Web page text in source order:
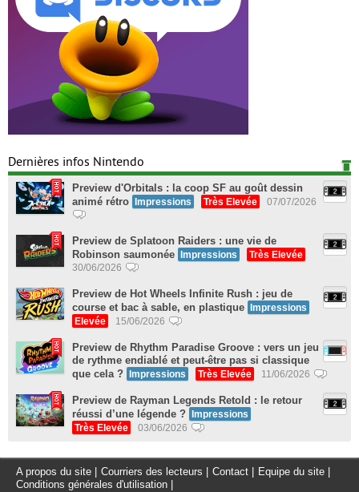
Dernières infos Nintendo
Preview d'Orbitals : la coop SF au goût dessin
animé rétro Impressions Très Elevée 07/07/2026
Preview de Splatoon Raiders : une vie de
Robinson saumonée Impressions
Très Elevée
30/06/2026
Preview de Hot Wheels Infinite Rush : jeu de
course et bac à sable, en plastique Impressions
Elevée
15/06/2026
Preview de Rhythm Paradise Groove : vers un jeu
de rythme endiablé et peut-être pas si classique
que cela ?
Impressions Très Elevée 11/06/2026
Preview de Rayman Legends Retold : le retour
réussi d’une légende ?
Impressions
Très Elevée
03/06/2026
A propos du site Courriers des lecteurs Contact Equipe du site
Conditions générales d'utilisation